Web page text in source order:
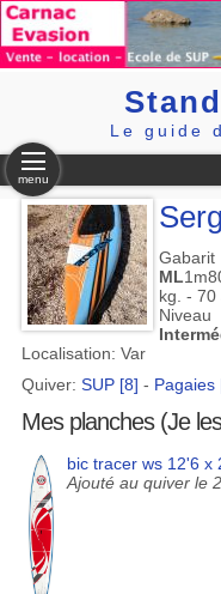
Le guide
menu
Gabarit
ML
kg. - 70
Niveau
Localisation: Var
Quiver: SUP [8] - Pagaies
Mes planches (Je
bic tracer ws 12'6 x
Ajouté au quiver le